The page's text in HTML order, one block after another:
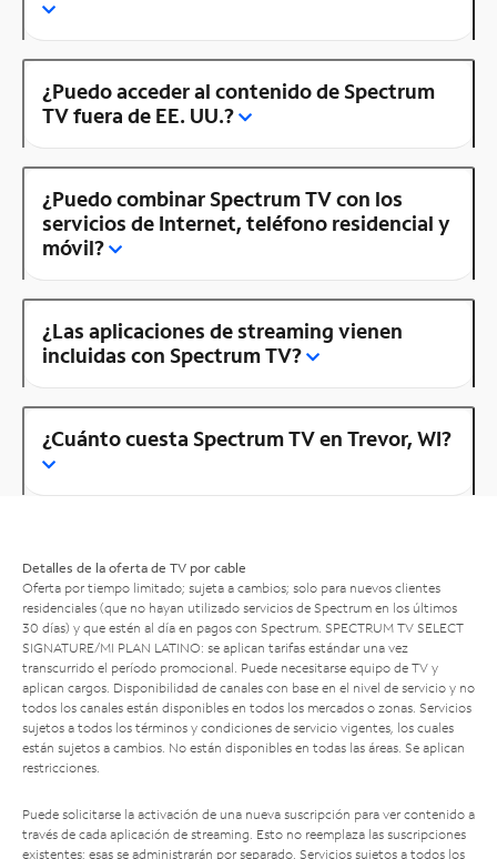
¿Puedo acceder al contenido de Spectrum
TV fuera de EE. UU.?
¿Puedo combinar Spectrum TV con los
servicios de Internet, teléfono residencial y
móvil?
¿Las aplicaciones de streaming vienen
incluidas con Spectrum TV?
¿Cuánto cuesta Spectrum TV en Trevor, WI?
Detalles de la oferta de TV por cable
Oferta por tiempo limitado; sujeta a cambios; solo para nuevos clientes
residenciales (que no hayan utilizado servicios de Spectrum en los últimos
30 días) y que estén al día en pagos con Spectrum. SPECTRUM TV SELECT
SIGNATURE/MI PLAN LATINO: se aplican tarifas estándar una vez
transcurrido el período promocional. Puede necesitarse equipo de TV y
aplican cargos. Disponibilidad de canales con base en el nivel de servicio y no
todos los canales están disponibles en todos los mercados o zonas. Servicios
sujetos a todos los términos y condiciones de servicio vigentes, los cuales
están sujetos a cambios. No están disponibles en todas las áreas. Se aplican
restricciones.
Puede solicitarse la activación de una nueva suscripción para ver contenido a
través de cada aplicación de streaming. Esto no reemplaza las suscripciones
existentes; esas se administrarán por separado. Servicios sujetos a todos los